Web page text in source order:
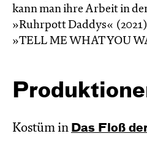
kann man ihre Arbeit in
»Ruhrpott Daddys«
»TELL ME WHAT YOU
Kostüm in Das Floß